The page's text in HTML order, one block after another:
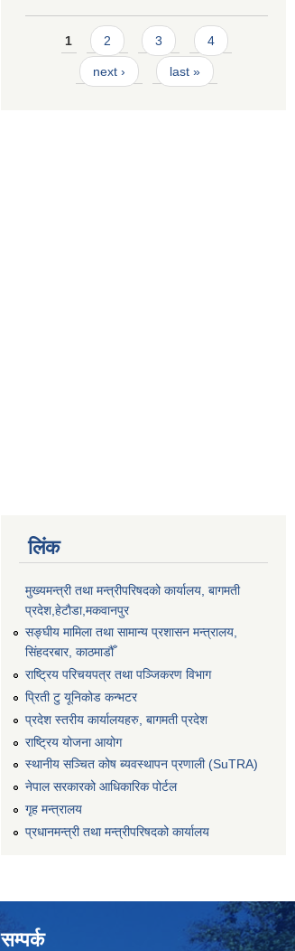
Pages
1 2 3 4
next › last »
लिंक
मुख्यमन्त्री तथा मन्त्रीपरिषदको कार्यालय, बागमती
प्रदेश,हेटाैडा,मकवानपुर
सङ्‍घीय मामिला तथा सामान्य प्रशासन मन्त्रालय,
सिंहदरबार, काठमाडौँ
राष्ट्रिय परिचयपत्र तथा पञ्जिकरण विभाग
प्रिती टु यूनिकोड कन्भटर
प्रदेश स्तरीय कार्यालयहरु, बागमती प्रदेश
राष्ट्रिय योजना आयोग
स्थानीय सञ्चित कोष ब्यवस्थापन प्रणाली (SuTRA)
नेपाल सरकारको आधिकारिक पोर्टल
गृह मन्त्रालय
प्रधानमन्त्री तथा मन्त्रीपरिषदको कार्यालय
सम्पर्क